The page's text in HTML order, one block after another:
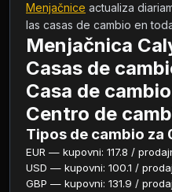
Menjačnice actualiza
las casas de cambio en
Menjačnica
Casas de
Casa de
Centro de
Tipos de cambio za
EUR — kupovni: 117.8 /
USD — kupovni: 100.1 /
GBP — kupovni: 131.9 /